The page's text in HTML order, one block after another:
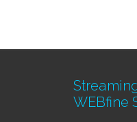
WEBfine